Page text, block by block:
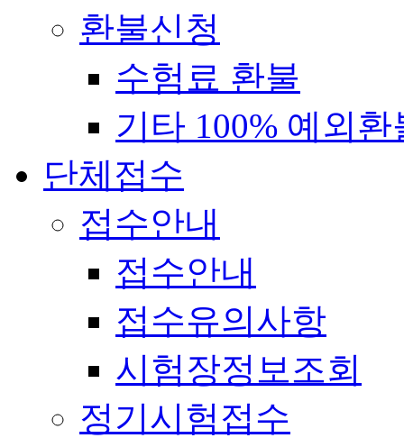
환불신청
수험료 환불
기타 100% 예외환
단체접수
접수안내
접수안내
접수유의사항
시험장정보조회
정기시험접수